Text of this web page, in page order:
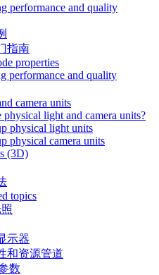
performance and quality
指南
properties
performance and quality
camera units
physical light and camera units?
physical light units
physical camera units
(3D)
topics
示器
和资源管道
数